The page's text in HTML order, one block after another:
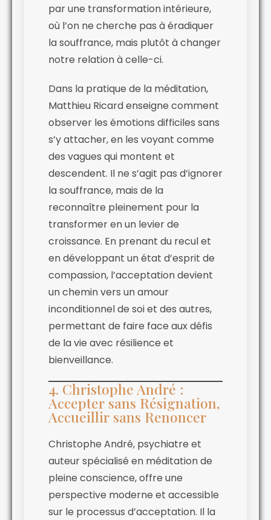
par une transformation intérieure,
où l’on ne cherche pas à éradiquer
la souffrance, mais plutôt à changer
notre relation à celle-ci.
Dans la pratique de la méditation,
Matthieu Ricard enseigne comment
observer les émotions difficiles sans
s’y attacher, en les voyant comme
des vagues qui montent et
descendent. Il ne s’agit pas d’ignorer
la souffrance, mais de la
reconnaître pleinement pour la
transformer en un levier de
croissance. En prenant du recul et
en développant un état d’esprit de
compassion, l’acceptation devient
un chemin vers un amour
inconditionnel de soi et des autres,
permettant de faire face aux défis
de la vie avec résilience et
bienveillance.
4. Christophe André :
Accepter sans Résignation,
Accueillir sans Renoncer
Christophe André, psychiatre et
auteur spécialisé en méditation de
pleine conscience, offre une
perspective moderne et accessible
sur le processus d’acceptation. Il la